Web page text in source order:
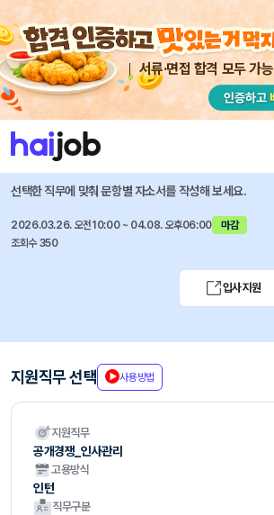
서류·면접 합격 모두 가능
채용공고 자소서 자유항목 자소서 내 작성목록
한국보건산업진흥원
2026년 신규직원(채용형인턴)채용공고
선택한 직무에 맞춰 문항별 자소서를 작성해 보세요.
2026.03.26. 오전10:00 ~ 04.08. 오후06:00
마감
조회수 350
입사지원
지원직무 선택 사용방법
지원직무
공개경쟁_인사관리
고용방식
인턴
직무구분